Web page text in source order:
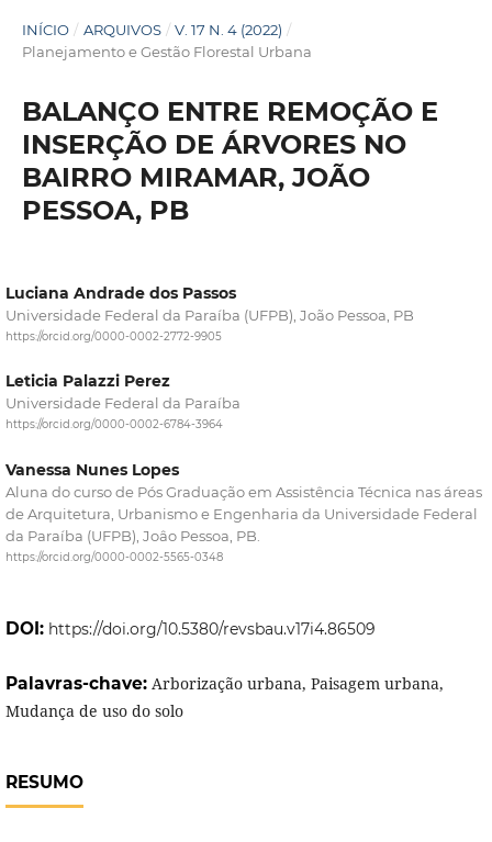
INÍCIO / ARQUIVOS / V. 17 N. 4 (2022) /
Planejamento e Gestão Florestal Urbana
BALANÇO ENTRE REMOÇÃO E
INSERÇÃO DE ÁRVORES NO
BAIRRO MIRAMAR, JOÃO
PESSOA, PB
Luciana Andrade dos Passos
Universidade Federal da Paraíba (UFPB), João Pessoa, PB
https://orcid.org/0000-0002-2772-9905
Leticia Palazzi Perez
Universidade Federal da Paraíba
https://orcid.org/0000-0002-6784-3964
Vanessa Nunes Lopes
Aluna do curso de Pós Graduação em Assistência Técnica nas áreas
de Arquitetura, Urbanismo e Engenharia da Universidade Federal
da Paraíba (UFPB), Joâo Pessoa, PB.
https://orcid.org/0000-0002-5565-0348
DOI: https://doi.org/10.5380/revsbau.v17i4.86509
Palavras-chave: Arborização urbana, Paisagem urbana,
Mudança de uso do solo
RESUMO